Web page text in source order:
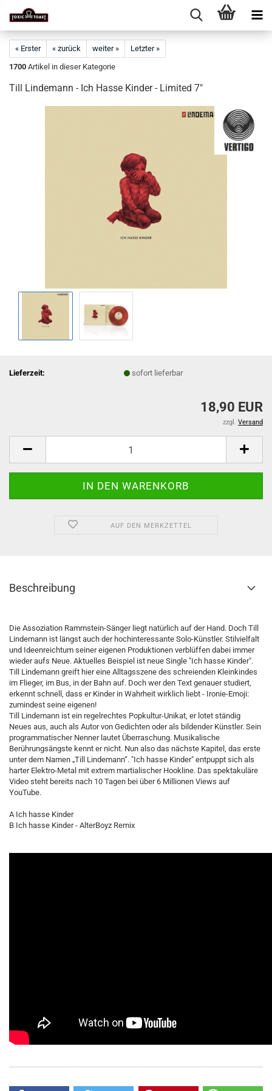
« Erster « zurück weiter »
Letzter »
1700 Artikel in dieser Kategorie
Till Lindemann - Ich Hasse Kinder - Limited 7"
Lieferzeit: sofort lieferbar
18,90 EUR
zzgl. Versand
AUF DEN MERKZETTEL
Beschreibung
Die Assoziation Rammstein-Sänger liegt natürlich auf der Hand. Doch Till
Lindemann ist längst auch der hochinteressante Solo-Künstler. Stilvielfalt
und Ideenreichtum seiner eigenen Produktionen verblüffen dabei immer
wieder aufs Neue. Aktuelles Beispiel ist neue Single "Ich hasse Kinder".
Till Lindemann greift hier eine Alltagsszene des schreienden Kleinkindes
im Flieger, im Bus, in der Bahn auf. Doch wer den Text genauer studiert,
erkennt schnell, dass er Kinder in Wahrheit wirklich liebt - Ironie-Emoji:
zumindest seine eigenen!
Till Lindemann ist ein regelrechtes Popkultur-Unikat, er lotet ständig
Neues aus, auch als Autor von Gedichten oder als bildender Künstler. Sein
programmatischer Nenner lautet Überraschung. Musikalische
Berührungsängste kennt er nicht. Nun also das nächste Kapitel, das erste
unter dem Namen „Till Lindemann“. "Ich hasse Kinder" entpuppt sich als
harter Elektro-Metal mit extrem martialischer Hookline. Das spektakuläre
Video steht bereits nach 10 Tagen bei über 6 Millionen Views auf
YouTube.
A Ich hasse Kinder
B Ich hasse Kinder - AlterBoyz Remix